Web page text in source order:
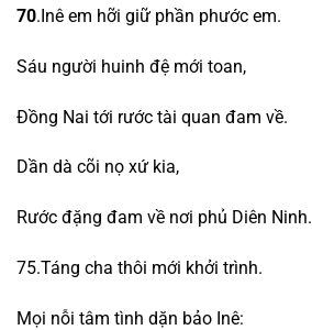
70.Inê em hỡi giữ phần phước em.
Sáu người huinh đệ mới toan,
Đồng Nai tới rước tài quan đam về.
Dần dà cõi nọ xứ kia,
Rước đặng đam về nơi phủ Diên Ninh.
75.Táng cha thôi mới khởi trình.
Mọi nỗi tâm tình dặn bảo Inê: